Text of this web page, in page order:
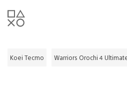
Koei Tecmo Warriors Orochi 4